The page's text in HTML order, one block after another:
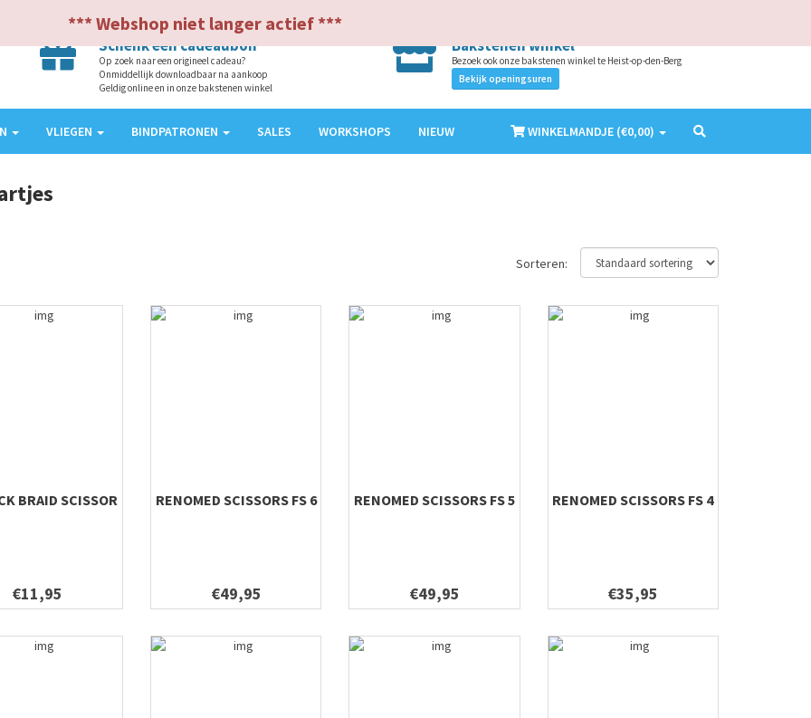
*** Webshop niet langer actief ***
Schenk een cadeaubon
Op zoek naar een origineel cadeau?
Onmiddellijk downloadbaar na aankoop
Geldig online en in onze bakstenen winkel
Bakstenen winkel
Bezoek ook onze bakstenen winkel te Heist-op-den-Berg
Bekijk openingsuren
VLIEGEN BINDPATRONEN SALES WORKSHOPS NIEUW WINKELMANDJE (€0,00)
Sorteren:
BRAID SCISSOR
€11,95
RENOMED SCISSORS FS 6
€49,95
RENOMED SCISSORS FS 5
€49,95
RENOMED SCISSORS FS 4
€35,95